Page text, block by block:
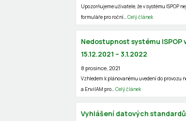
Upozorňujeme uživatele, že v systému ISPOP
formuláře pro roční…Celý článek
Nedostupnost systému ISPOP
15.12.2021 – 3.1.2022
8 prosince, 2021
Vzhledem k plánovanému uvedení do provozu
a EnviIAM pro…Celý článek
Vyhlášení datových